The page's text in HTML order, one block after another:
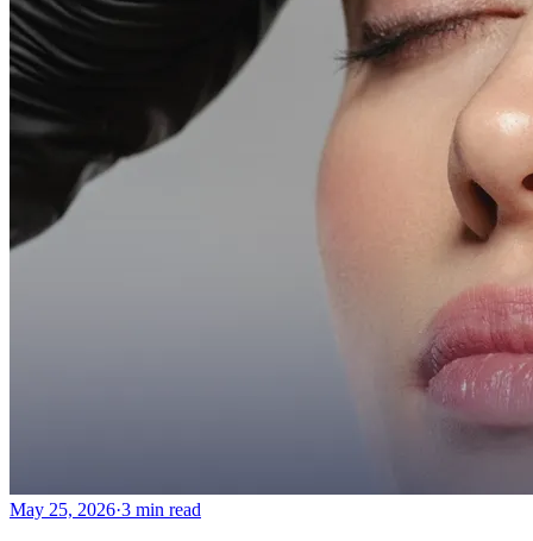
May 25, 2026·3 min read